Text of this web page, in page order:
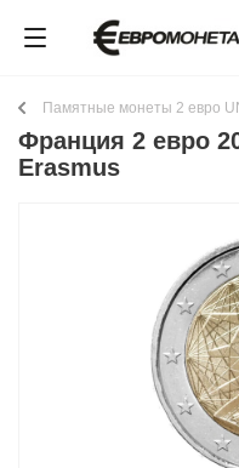
Памятные монеты 2 евро
Франция 2 евро
Erasmus